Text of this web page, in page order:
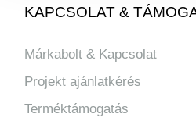
KAPCSOLAT &
Márkabolt & Kapcsolat
Projekt ajánlatkérés
Terméktámogatás